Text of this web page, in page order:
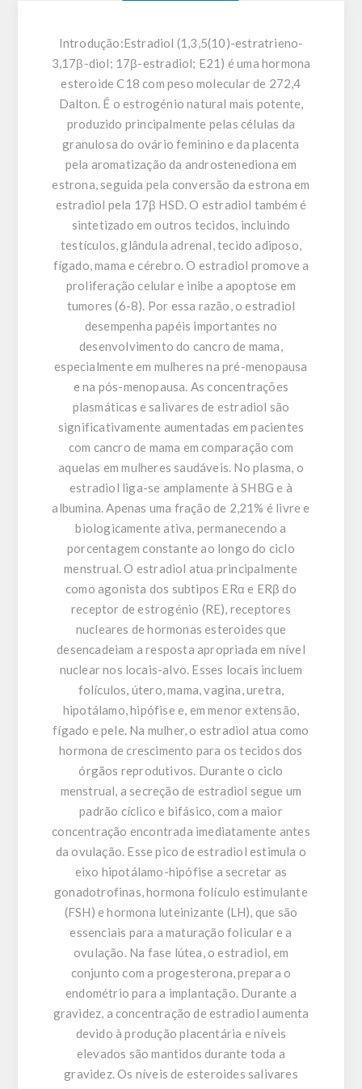
Introdução:Estradiol (1,3,5(10)-estratrieno-
3,17β-diol; 17β-estradiol; E21) é uma hormona
esteroide C18 com peso molecular de 272,4
Dalton. É o estrogénio natural mais potente,
produzido principalmente pelas células da
granulosa do ovário feminino e da placenta
pela aromatização da androstenediona em
estrona, seguida pela conversão da estrona em
estradiol pela 17β HSD. O estradiol também é
sintetizado em outros tecidos, incluindo
testículos, glândula adrenal, tecido adiposo,
fígado, mama e cérebro. O estradiol promove a
proliferação celular e inibe a apoptose em
tumores (6-8). Por essa razão, o estradiol
desempenha papéis importantes no
desenvolvimento do cancro de mama,
especialmente em mulheres na pré-menopausa
e na pós-menopausa. As concentrações
plasmáticas e salivares de estradiol são
significativamente aumentadas em pacientes
com cancro de mama em comparação com
aquelas em mulheres saudáveis. No plasma, o
estradiol liga-se amplamente à SHBG e à
albumina. Apenas uma fração de 2,21% é livre e
biologicamente ativa, permanecendo a
porcentagem constante ao longo do ciclo
menstrual. O estradiol atua principalmente
como agonista dos subtipos ERα e ERβ do
receptor de estrogénio (RE), receptores
nucleares de hormonas esteroides que
desencadeiam a resposta apropriada em nível
nuclear nos locais-alvo. Esses locais incluem
folículos, útero, mama, vagina, uretra,
hipotálamo, hipófise e, em menor extensão,
fígado e pele. Na mulher, o estradiol atua como
hormona de crescimento para os tecidos dos
órgãos reprodutivos. Durante o ciclo
menstrual, a secreção de estradiol segue um
padrão cíclico e bifásico, com a maior
concentração encontrada imediatamente antes
da ovulação. Esse pico de estradiol estimula o
eixo hipotálamo-hipófise a secretar as
gonadotrofinas, hormona folículo estimulante
(FSH) e hormona luteinizante (LH), que são
essenciais para a maturação folicular e a
ovulação. Na fase lútea, o estradiol, em
conjunto com a progesterona, prepara o
endométrio para a implantação. Durante a
gravidez, a concentração de estradiol aumenta
devido à produção placentária e níveis
elevados são mantidos durante toda a
gravidez. Os níveis de esteroides salivares